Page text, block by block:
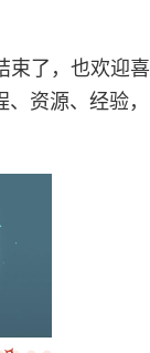
束了，也欢迎喜
资源、经验，